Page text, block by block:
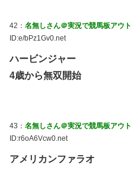
42： 名無しさん＠実況で競馬板アウト
ID:e/bPz1Gv0.net
ハービンジャー
4歳から無双開始
43： 名無しさん＠実況で競馬板アウト
ID:r6oA6Vcw0.net
アメリカンファラオ